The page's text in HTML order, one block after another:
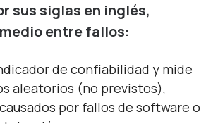
sus siglas en inglés,
entre fallos:
de confiabilidad y mide
aleatorios (no previstos),
por fallos de software o